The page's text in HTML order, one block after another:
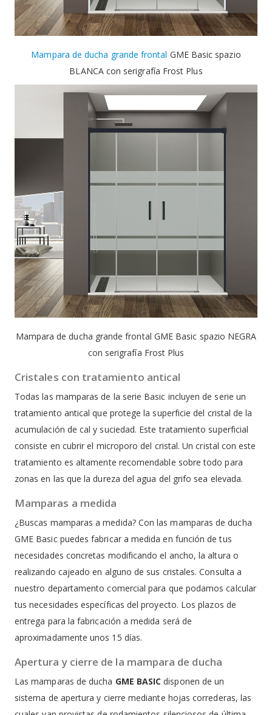
Mampara de ducha grande frontal GME Basic spazio
BLANCA con serigrafía Frost Plus
Mampara de ducha grande frontal GME Basic spazio NEGRA
con serigrafía Frost Plus
Cristales con tratamiento antical
Todas las mamparas de la serie Basic incluyen de serie un
tratamiento antical que protege la superficie del cristal de la
acumulación de cal y suciedad. Este tratamiento superficial
consiste en cubrir el microporo del cristal. Un cristal con este
tratamiento es altamente recomendable sobre todo para
zonas en las que la dureza del agua del grifo sea elevada.
Mamparas a medida
¿Buscas mamparas a medida? Con las mamparas de ducha
GME Basic puedes fabricar a medida en función de tus
necesidades concretas modificando el ancho, la altura o
realizando cajeado en alguno de sus cristales. Consulta a
nuestro departamento comercial para que podamos calcular
tus necesidades específicas del proyecto. Los plazos de
entrega para la fabricación a medida será de
aproximadamente unos 15 días.
Apertura y cierre de la mampara de ducha
Las mamparas de ducha GME BASIC disponen de un
sistema de apertura y cierre mediante hojas correderas, las